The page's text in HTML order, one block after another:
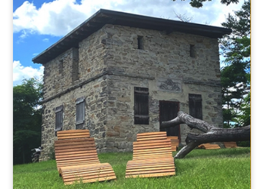
WELLNESS